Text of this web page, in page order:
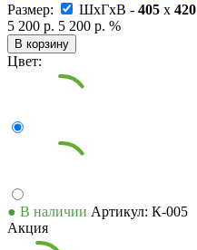
Размер:
ШxГxВ - 405 x 420
5 200 р. 5 200 р. %
В корзину
Цвет:
● В наличии Артикул: К-005
Акция